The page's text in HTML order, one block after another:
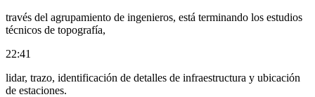
través del agrupamiento de ingenieros, está terminando los estudios
técnicos de topografía,
22:41
lidar, trazo, identificación de detalles de infraestructura y ubicación
de estaciones.